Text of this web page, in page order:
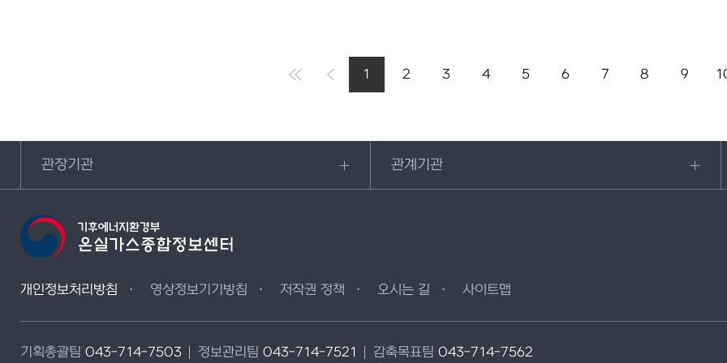
1 2 3 4 5 6 7 8 9
관장기관 관계기관
개인정보처리방침 영상정보기기방침 저작권 정책 오시는 길 사이트맵
기획총괄팀 043-714-7503 정보관리팀 043-714-7521 감축목표팀 043-714-7562